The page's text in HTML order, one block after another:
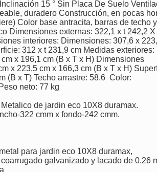
15 ° Sin Placa De Suelo
duradero Construcción, en pocas
Color base antracita, barras de techo y
Dimensiones externas: 322,1 x t 242,2 X
interiores: Dimensiones: 307,6 x
312 x t 231,9 cm Medidas exteriores:
x 196,1 cm (B x T x H) Dimensiones
x 223,5 cm x 166,3 cm (B x T x H)
(B x T) Techo arrastre: 58.6 Color:
neto: 77 kg
de jardin eco 10X8 duramax.
322 cmm x fondo-242 cmm.
para jardin eco 10X8 duramax,
galvanizado y lacado de 0.26